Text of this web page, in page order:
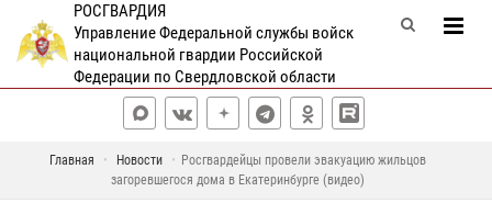
РОСГВАРДИЯ
Управление Федеральной службы войск
национальной гвардии Российской
Федерации по Свердловской области
Главная Новости
Росгвардейцы провели эвакуацию жильцов
загоревшегося дома в Екатеринбурге (видео)